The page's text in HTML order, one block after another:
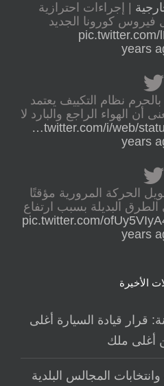
| إجراءات احترازية
فيروس كورونا الجديد
pic.twitter.com/
نظام التكييف يعتمد
أن الهواء الراجع والبارد لا
twitter.com/i/web/
الحركة المرورية مؤقتًا
البديلة بسبب ارتفاع
pic.twitter.com/
الأخيرة
قرار قيادة السيارة أغلى
أغلى ملك
المجالس البلدية